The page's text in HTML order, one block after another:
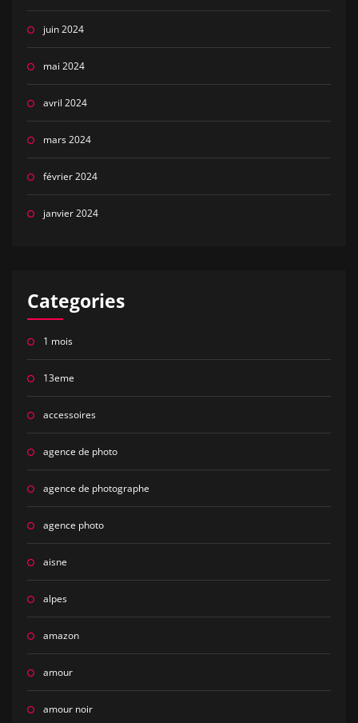
juin 2024
mai 2024
avril 2024
mars 2024
février 2024
janvier 2024
Categories
1 mois
13eme
accessoires
agence de photo
agence de photographe
agence photo
aisne
alpes
amazon
amour
amour noir